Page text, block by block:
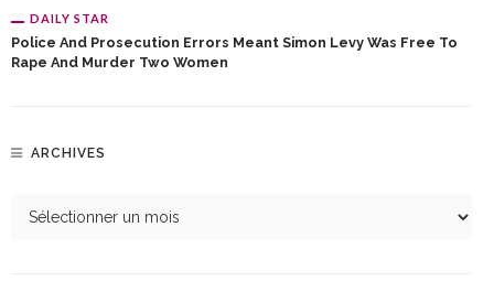
DAILY STAR
Police And Prosecution Errors Meant Simon Levy Was Free To
Rape And Murder Two Women
ARCHIVES